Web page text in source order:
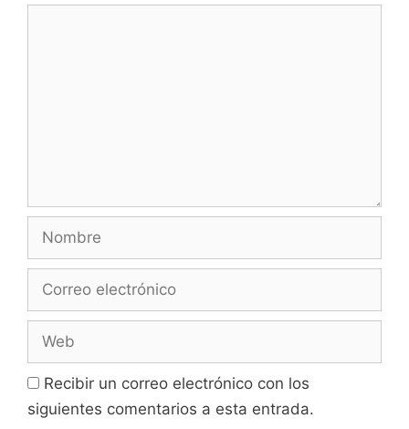
Nombre
Correo
Web
Recibir un correo electrónico con los
siguientes comentarios a esta entrada.